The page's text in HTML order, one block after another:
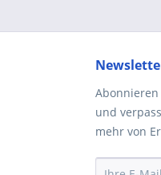
und
mehr von